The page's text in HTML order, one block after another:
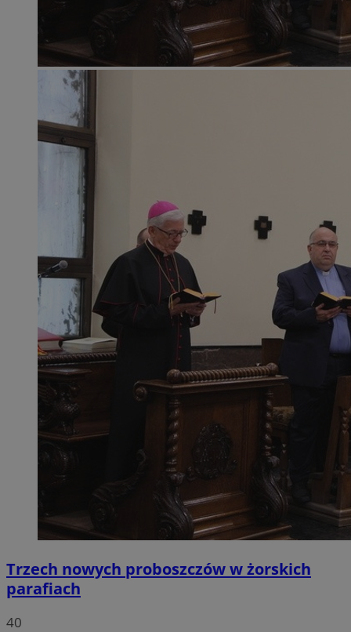
Trzech nowych proboszczów w żorskich
parafiach
40